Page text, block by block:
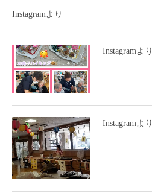
Instagramより
Instagramより
Instagramより